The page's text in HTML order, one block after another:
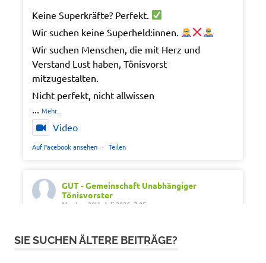
Keine Superkräfte? Perfekt.
Wir suchen keine Superheld:innen.
Wir suchen Menschen, die mit Herz und
Verstand Lust haben, Tönisvorst
mitzugestalten.
Nicht perfekt, nicht allwissen
Mehr...
Video
Auf Facebook ansehen · Teilen
GUT - Gemeinschaft Unabhängiger
Tönisvorster
Montag 20th Juli 2026, 7:05
Wir wünschen schöne Ferien, Sonne und gute
SIE SUCHEN ÄLTERE BEITRÄGE?